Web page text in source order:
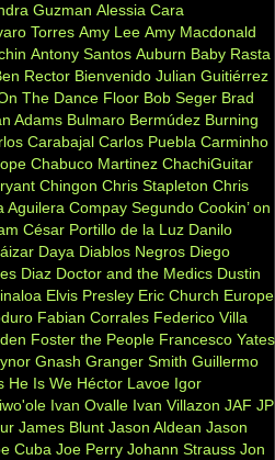
Guzman Alessia Cara
Torres Amy Lee Amy Macdonald
Antony Santos Auburn Baby Rasta
Rector Bienvenido Julian Guitiérrez
The Dance Floor Bob Seger Brad
Adams Bulmaro Bermúdez Burning
Carabajal Carlos Puebla Carminho
Chabuco Martinez ChachiGuitar
Chingon Chris Stapleton Chris
Aguilera Compay Segundo Cookin’ on
César Portillo de la Luz Danilo
Daya Diablos Negros Diego
Diaz Doctor and the Medics Dustin
Elvis Presley Eric Church Europe
Fabian Corrales Federico Villa
Foster the People Francesco Yates
Gnash Granger Smith Guillermo
He Is We Héctor Lavoe Igor
Ivan Ovalle Ivan Villazon JAF JP
James Blunt Jason Aldean Jason
Cuba Joe Perry Johann Strauss Jon